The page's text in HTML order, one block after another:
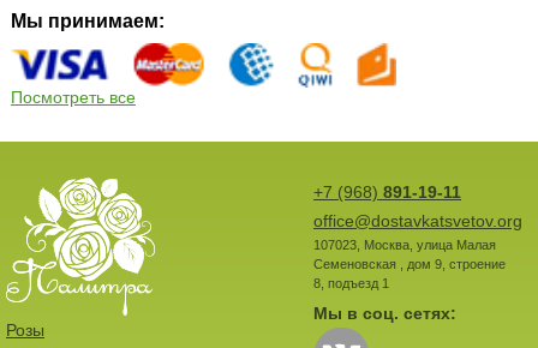
Мы принимаем:
Посмотреть все
+7 (968) 891-19-11
office@dostavkatsvetov.org
107023, Москва, улица Малая
Семеновская , дом 9, строение
8, подъезд 1
Мы в соц. сетях:
Розы